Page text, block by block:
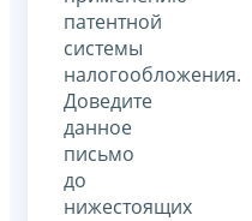
патентной
системы
налогообложения.
Доведите
данное
письмо
до
нижестоящих